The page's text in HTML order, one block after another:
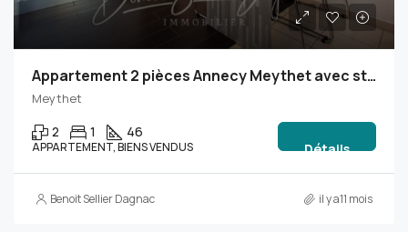
Appartement 2 pièces Annecy Meythet avec stationnement – Idéal primo-accédant ou investisseur
Meythet
2 1 46
APPARTEMENT, BIENS VENDUS Détails
Benoit Sellier Dagnac il y a11 mois